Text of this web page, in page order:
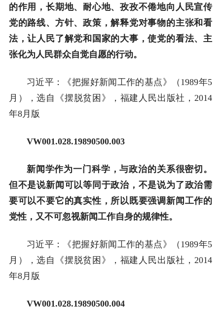
的作用，长期地、耐心地、孜孜不倦地向人民宣传
党的路线、方针、政策，解释党对事物的主张和看
法，让人民了解党和国家的大事，使党的看法、主
张化为人民群众自觉自愿的行动。
习近平：《把握好新闻工作的基点》（1989年5
月），选自《摆脱贫困》，福建人民出版社，2014
年8月版
VW001.028.19890500.003
新闻学作为一门科学，与政治的关系很密切。
但不是说新闻可以等同于政治，不是说为了政治需
要可以不要它的真实性，所以既要强调新闻工作的
党性，又不可忽视新闻工作自身的规律性。
习近平：《把握好新闻工作的基点》（1989年5
月），选自《摆脱贫困》，福建人民出版社，2014
年8月版
VW001.028.19890500.004